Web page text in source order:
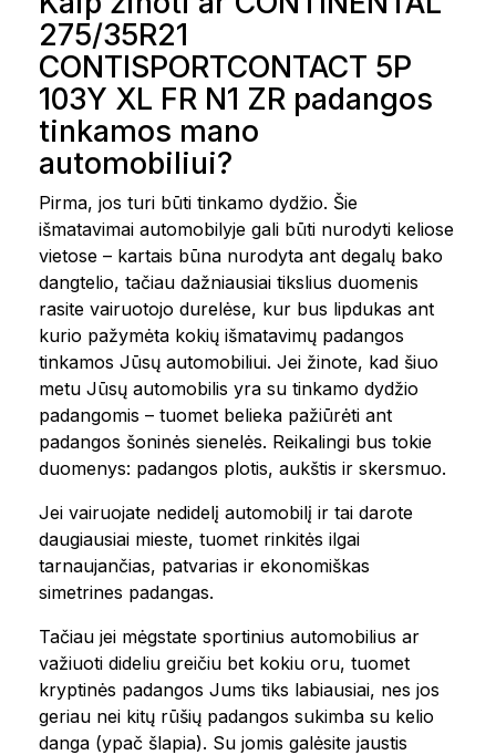
275/35R21
CONTISPORTCONTACT 5P
103Y XL FR N1 ZR padangos
tinkamos mano
automobiliui?
Pirma, jos turi būti tinkamo dydžio. Šie
išmatavimai automobilyje gali būti nurodyti keliose
vietose – kartais būna nurodyta ant degalų bako
dangtelio, tačiau dažniausiai tikslius duomenis
rasite vairuotojo durelėse, kur bus lipdukas ant
kurio pažymėta kokių išmatavimų padangos
tinkamos Jūsų automobiliui. Jei žinote, kad šiuo
metu Jūsų automobilis yra su tinkamo dydžio
padangomis – tuomet belieka pažiūrėti ant
padangos šoninės sienelės. Reikalingi bus tokie
duomenys: padangos plotis, aukštis ir skersmuo.
Jei vairuojate nedidelį automobilį ir tai darote
daugiausiai mieste, tuomet rinkitės ilgai
tarnaujančias, patvarias ir ekonomiškas
simetrines padangas.
Tačiau jei mėgstate sportinius automobilius ar
važiuoti dideliu greičiu bet kokiu oru, tuomet
kryptinės padangos Jums tiks labiausiai, nes jos
geriau nei kitų rūšių padangos sukimba su kelio
danga (ypač šlapia). Su jomis galėsite jaustis